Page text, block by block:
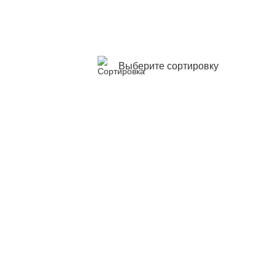
Выберите сортировку